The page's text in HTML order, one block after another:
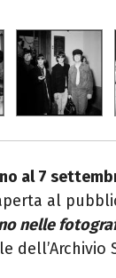
al 7
al
nelle